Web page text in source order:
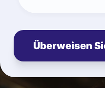
Überweisen